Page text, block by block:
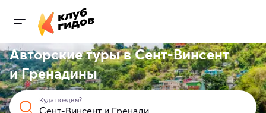
Авторские туры в Сент-Винсент
и Гренадины
Куда поедем?